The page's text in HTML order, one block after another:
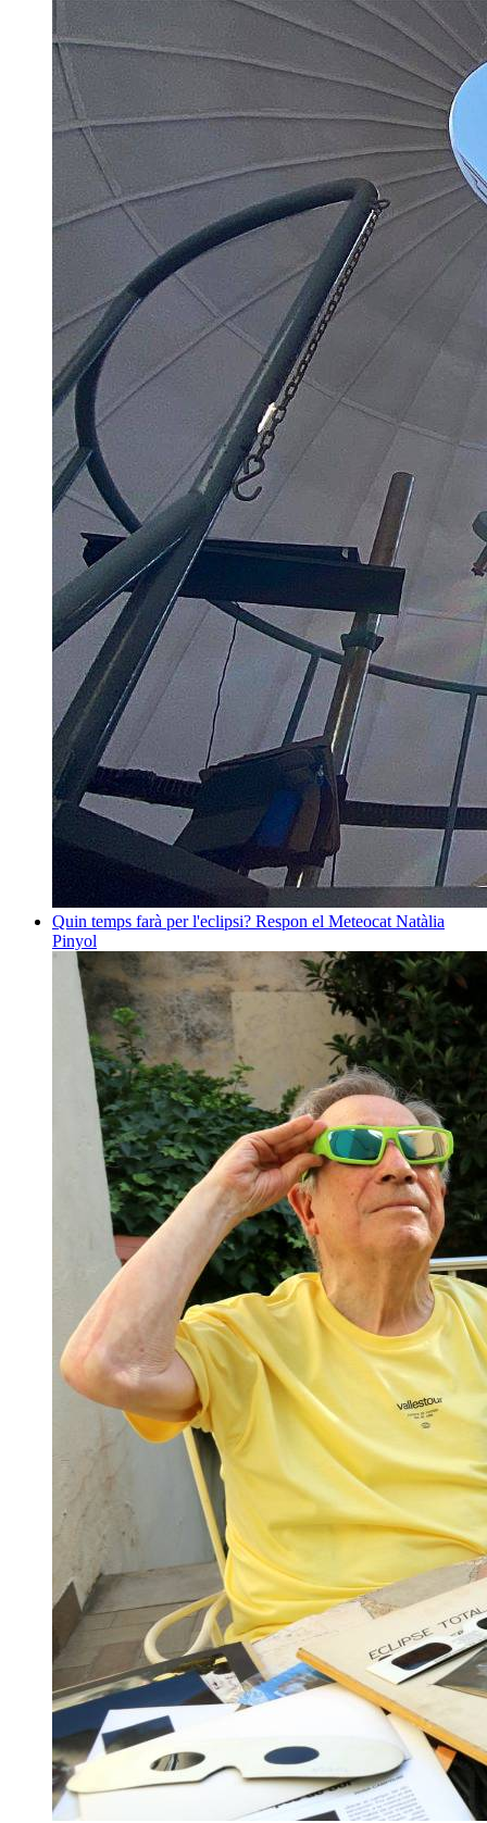
Quin temps farà per l'eclipsi? Respon el Meteocat Natàlia
Pinyol